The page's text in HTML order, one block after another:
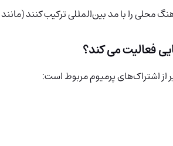
محلی را با مد بین‌المللی ترکیب کنند